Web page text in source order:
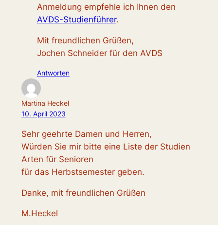
Anmeldung empfehle ich Ihnen den
AVDS-Studienführer.
Mit freundlichen Grüßen,
Jochen Schneider für den AVDS
Antworten
Martina Heckel
10. April 2023
Sehr geehrte Damen und Herren,
Würden Sie mir bitte eine Liste der Studien
Arten für Senioren
für das Herbstsemester geben.
Danke, mit freundlichen Grüßen
M.Heckel